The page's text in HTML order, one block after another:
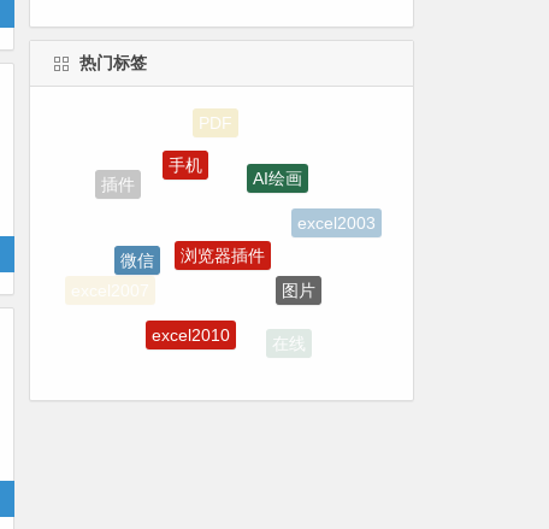
热门标签
插件
手机
AI绘画
excel2003
excel2007
在线